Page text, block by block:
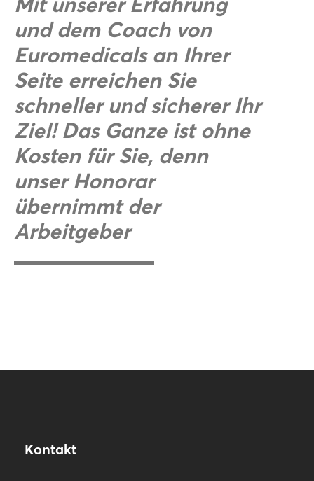
und dem Coach von
Euromedicals an Ihrer
Seite erreichen Sie
schneller und sicherer Ihr
Ziel! Das Ganze ist ohne
Kosten für Sie, denn
unser Honorar
übernimmt der
Arbeitgeber
Kontakt